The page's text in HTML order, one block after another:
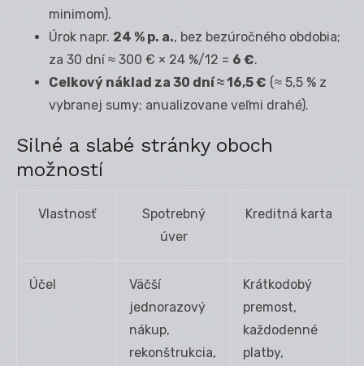
minimom).
Úrok napr. 24 % p. a., bez bezúročného obdobia;
za 30 dní ≈ 300 € × 24 %/12 = 6 €.
Celkový náklad za 30 dní ≈ 16,5 € (≈ 5,5 % z
vybranej sumy; anualizovane veľmi drahé).
Silné a slabé stránky oboch
možností
Vlastnosť
Spotrebný
úver
Kreditná karta
Účel
Väčší
jednorazový
nákup,
rekonštrukcia,
Krátkodobý
premost,
každodenné
platby,